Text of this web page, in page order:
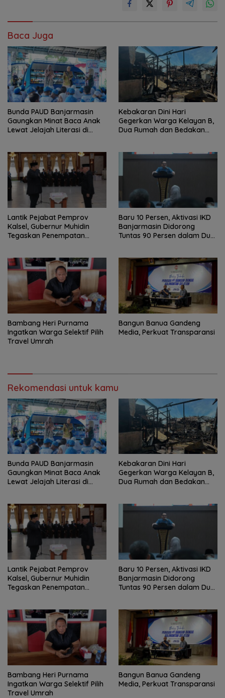
Baca Juga
Bunda PAUD Banjarmasin
Gaungkan Minat Baca Anak
Lewat Jelajah Literasi di
Kebakaran Dini Hari
Gegerkan Warga Kelayan B,
Dua Rumah dan Bedakan
Lantik Pejabat Pemprov
Kalsel, Gubernur Muhidin
Tegaskan Penempatan
Baru 10 Persen, Aktivasi IKD
Banjarmasin Didorong
Tuntas 90 Persen dalam Dua
Bambang Heri Purnama
Ingatkan Warga Selektif Pilih
Travel Umrah
Bangun Banua Gandeng
Media, Perkuat Transparansi
Rekomendasi untuk kamu
Bunda PAUD Banjarmasin
Gaungkan Minat Baca Anak
Lewat Jelajah Literasi di
Kebakaran Dini Hari
Gegerkan Warga Kelayan B,
Dua Rumah dan Bedakan
Lantik Pejabat Pemprov
Kalsel, Gubernur Muhidin
Tegaskan Penempatan
Baru 10 Persen, Aktivasi IKD
Banjarmasin Didorong
Tuntas 90 Persen dalam Dua
Bambang Heri Purnama
Ingatkan Warga Selektif Pilih
Travel Umrah
Bangun Banua Gandeng
Media, Perkuat Transparansi